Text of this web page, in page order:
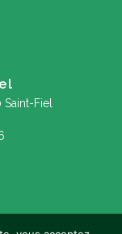
Saint-Fiel